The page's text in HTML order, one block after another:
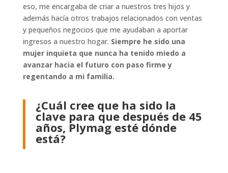
eso, me encargaba de criar a nuestros tres hijos y
además hacía otros trabajos relacionados con ventas
y pequeños negocios que me ayudaban a aportar
ingresos a nuestro hogar. Siempre he sido una
mujer inquieta que nunca ha tenido miedo a
avanzar hacia el futuro con paso firme y
regentando a mi familia.
¿Cuál cree que ha sido la
clave para que después de 45
años, Plymag esté dónde
está?